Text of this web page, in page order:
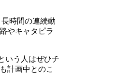
時間の連続動
やキャタピラ
いう人はぜひチ
計画中とのこ